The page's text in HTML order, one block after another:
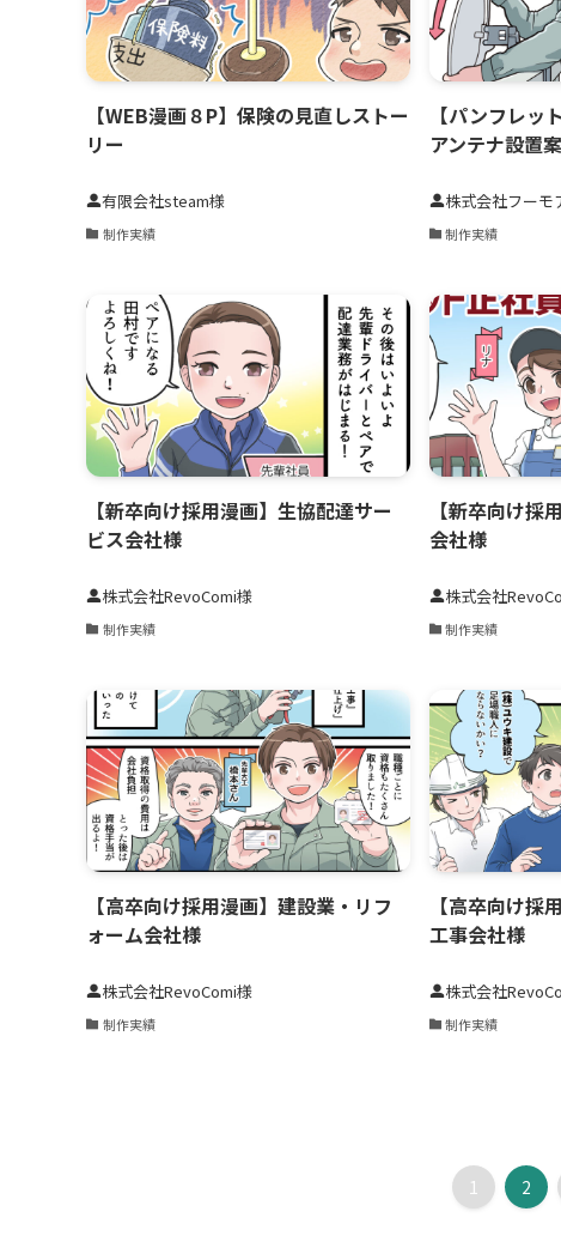
【WEB漫画８P】保険の見直しストー
リー
有限会社steam様
制作実績
【パンフレッ
アンテナ設置
株式会社フーモ
制作実績
【新卒向け採用漫画】生協配達サー
ビス会社様
株式会社RevoComi様
制作実績
【新卒向け採
会社様
株式会社
制作実績
【高卒向け採用漫画】建設業・リフ
ォーム会社様
株式会社RevoComi様
制作実績
【高卒向け採
工事会社様
株式会社
制作実績
1 2